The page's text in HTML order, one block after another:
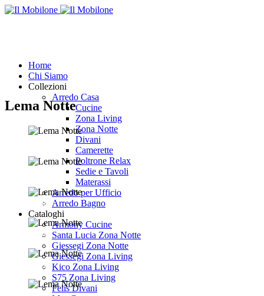
Home
Chi Siamo
Collezioni
Arredo Casa
Cucine
Zona Living
Zona Notte
Divani
Camerette
Poltrone Relax
Sedie e Tavoli
Materassi
Arredo per Ufficio
Arredo Bagno
Cataloghi
Armony Cucine
Santa Lucia Zona Notte
Giessegi Zona Notte
Giessegi Zona Living
Kico Zona Living
S75 Zona Living
Felis Divani
Lema Notte
Zoom
Zoom
Zoom